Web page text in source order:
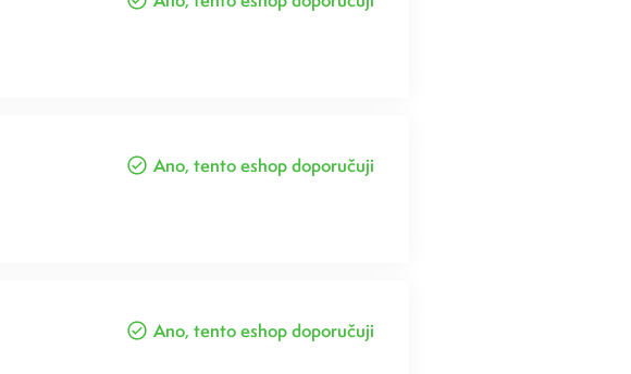
Ano, tento eshop doporučuji
Ano, tento eshop doporučuji